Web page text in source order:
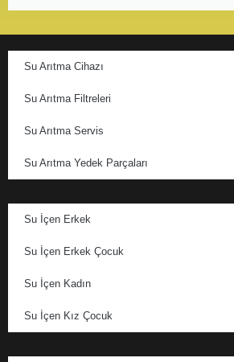
Su Arıtma Cihazı
Su Arıtma Filtreleri
Su Arıtma Servis
Su Arıtma Yedek Parçaları
Su İçen Erkek
Su İçen Erkek Çocuk
Su İçen Kadın
Su İçen Kız Çocuk